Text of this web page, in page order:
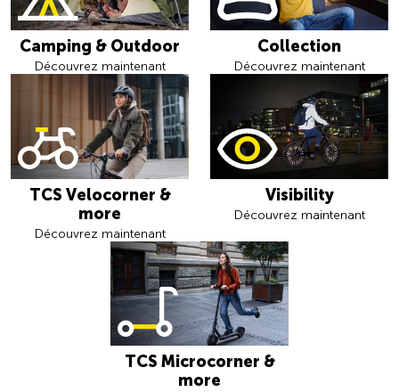
Camping & Outdoor
Découvrez maintenant
Collection
Découvrez maintenant
TCS Velocorner &
more
Découvrez maintenant
Visibility
Découvrez maintenant
TCS Microcorner &
more